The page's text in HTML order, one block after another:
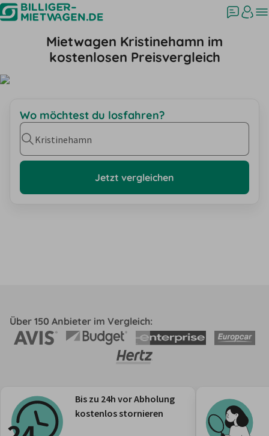
Mietwagen Kristinehamn im
kostenlosen Preisvergleich
Wo möchtest du losfahren?
Kristinehamn
Jetzt vergleichen
Über 150 Anbieter im Vergleich:
Bis zu 24h vor Abholung
kostenlos stornieren